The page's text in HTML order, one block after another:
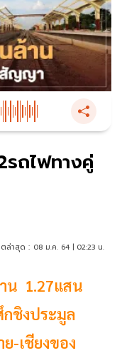
รถไฟทางคู่
ล่าสุด : 08 ม.ค. 64 | 02:23 น.
น 1.27แสน
ชิงประมูล
-เชียงของ